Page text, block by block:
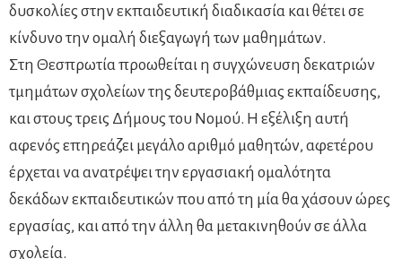
δυσκολίες στην εκπαιδευτική διαδικασία και θέτει σε
κίνδυνο την ομαλή διεξαγωγή των μαθημάτων.
Στη Θεσπρωτία προωθείται η συγχώνευση δεκατριών
τμημάτων σχολείων της δευτεροβάθμιας εκπαίδευσης,
και στους τρεις Δήμους του Νομού. Η εξέλιξη αυτή
αφενός επηρεάζει μεγάλο αριθμό μαθητών, αφετέρου
έρχεται να ανατρέψει την εργασιακή ομαλότητα
δεκάδων εκπαιδευτικών που από τη μία θα χάσουν ώρες
εργασίας, και από την άλλη θα μετακινηθούν σε άλλα
σχολεία.